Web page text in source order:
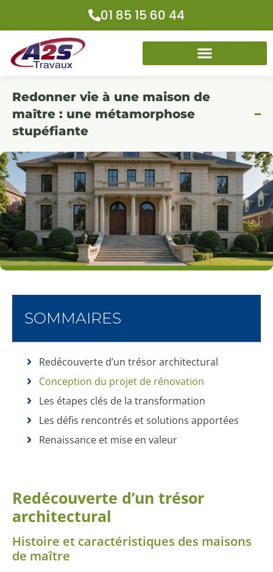
01 85 15 60 44
Redonner vie à une maison de
maître : une métamorphose
stupéfiante
SOMMAIRES
Redécouverte d’un trésor architectural
Conception du projet de rénovation
Les étapes clés de la transformation
Les défis rencontrés et solutions apportées
Renaissance et mise en valeur
Redécouverte d’un trésor
architectural
Histoire et caractéristiques des maisons
de maître